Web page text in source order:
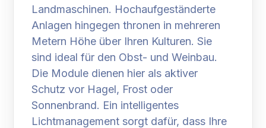
Landmaschinen. Hochaufgeständerte
Anlagen hingegen thronen in mehreren
Metern Höhe über Ihren Kulturen. Sie
sind ideal für den Obst- und Weinbau.
Die Module dienen hier als aktiver
Schutz vor Hagel, Frost oder
Sonnenbrand. Ein intelligentes
Lichtmanagement sorgt dafür, dass Ihre